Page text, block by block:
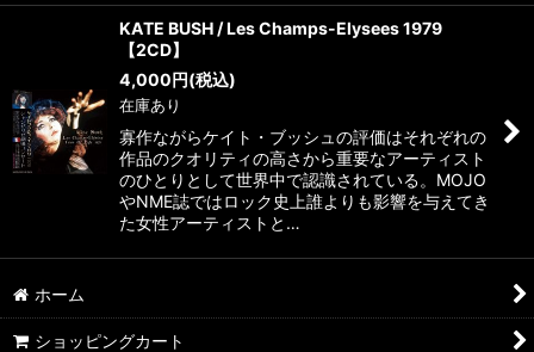
KATE BUSH / Les Champs-Elysees 1979
【2CD】
4,000円(税込)
在庫あり
寡作ながらケイト・ブッシュの評価はそれぞれの
作品のクオリティの高さから重要なアーティスト
のひとりとして世界中で認識されている。MOJO
やNME誌ではロック史上誰よりも影響を与えてき
た女性アーティストと…
ホーム
ショッピングカート